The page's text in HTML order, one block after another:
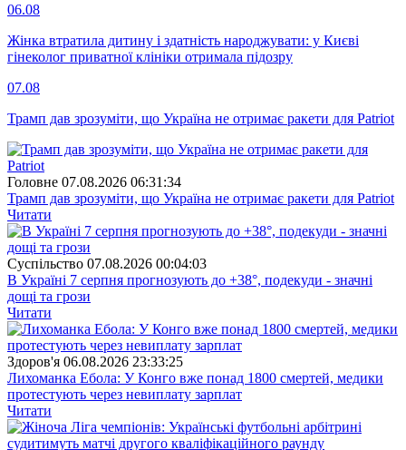
06.08
Жінка втратила дитину і здатність народжувати: у Києві
гінеколог приватної клініки отримала підозру
07.08
Трамп дав зрозуміти, що Україна не отримає ракети для Patriot
Головне 07.08.2026 06:31:34
Трамп дав зрозуміти, що Україна не отримає ракети для Patriot
Читати
Суспiльство 07.08.2026 00:04:03
В Україні 7 серпня прогнозують до +38°, подекуди - значні
дощі та грози
Читати
Здоров'я 06.08.2026 23:33:25
Лихоманка Ебола: У Конго вже понад 1800 смертей, медики
протестують через невиплату зарплат
Читати